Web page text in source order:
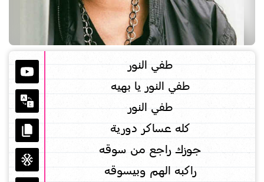
طفي النور
طفي النور يا بهيه
طفي النور
كله عساكر دورية
جوزك راجع من سوقه
راكبه الهم وبيسوقه